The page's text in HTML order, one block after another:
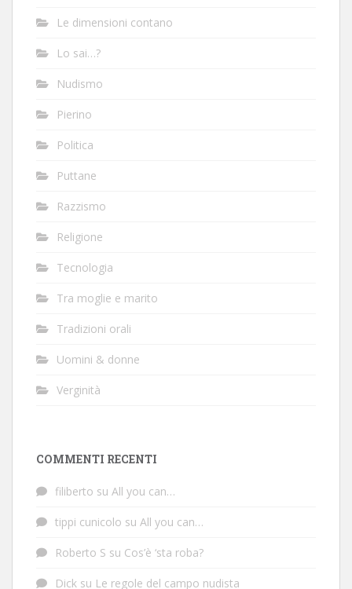
Le dimensioni contano
Lo sai…?
Nudismo
Pierino
Politica
Puttane
Razzismo
Religione
Tecnologia
Tra moglie e marito
Tradizioni orali
Uomini & donne
Verginità
COMMENTI RECENTI
filiberto su All you can…
tippi cunicolo su All you can…
Roberto S su Cos’è ‘sta roba?
Dick su Le regole del campo nudista